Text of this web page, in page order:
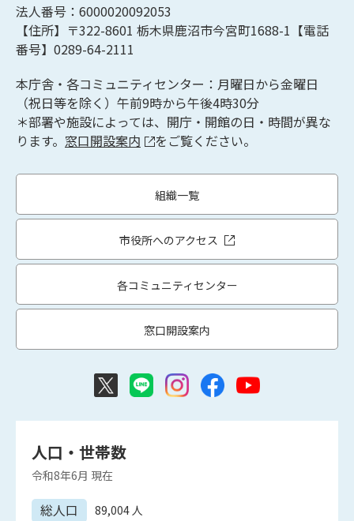
法人番号：6000020092053
【住所】〒322-8601 栃木県鹿沼市今宮町1688-1【電話
番号】0289-64-2111
本庁舎・各コミュニティセンター：月曜日から金曜日
（祝日等を除く）午前9時から午後4時30分
＊部署や施設によっては、開庁・開館の日・時間が異な
ります。 窓口開設案内 をご覧ください。
組織一覧
市役所へのアクセス
各コミュニティセンター
窓口開設案内
人口・世帯数
令和8年6月 現在
総人口 89,004 人